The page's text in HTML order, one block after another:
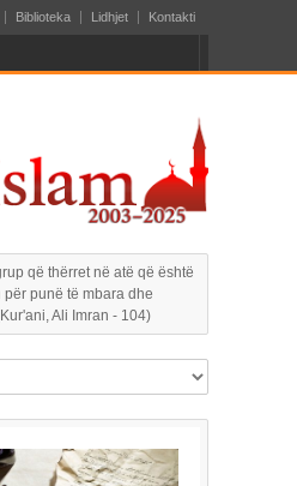
Biblioteka Lidhjet Kontakti
që thërret në atë që është
punë të mbara dhe
Ali Imran - 104)